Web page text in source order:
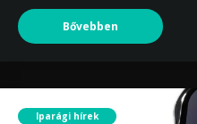
Bővebben
Iparági hírek